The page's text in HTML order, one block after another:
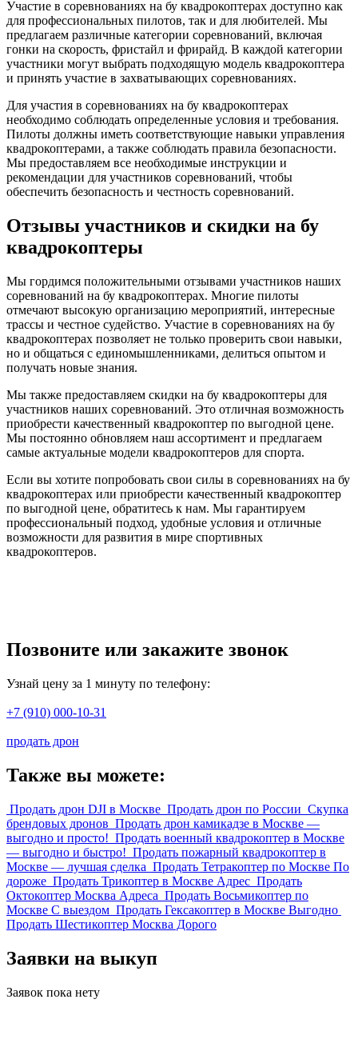
Участие в соревнованиях на бу квадрокоптерах доступно как
для профессиональных пилотов, так и для любителей. Мы
предлагаем различные категории соревнований, включая
гонки на скорость, фристайл и фрирайд. В каждой категории
участники могут выбрать подходящую модель квадрокоптера
и принять участие в захватывающих соревнованиях.
Для участия в соревнованиях на бу квадрокоптерах
необходимо соблюдать определенные условия и требования.
Пилоты должны иметь соответствующие навыки управления
квадрокоптерами, а также соблюдать правила безопасности.
Мы предоставляем все необходимые инструкции и
рекомендации для участников соревнований, чтобы
обеспечить безопасность и честность соревнований.
Отзывы участников и скидки на бу
квадрокоптеры
Мы гордимся положительными отзывами участников наших
соревнований на бу квадрокоптерах. Многие пилоты
отмечают высокую организацию мероприятий, интересные
трассы и честное судейство. Участие в соревнованиях на бу
квадрокоптерах позволяет не только проверить свои навыки,
но и общаться с единомышленниками, делиться опытом и
получать новые знания.
Мы также предоставляем скидки на бу квадрокоптеры для
участников наших соревнований. Это отличная возможность
приобрести качественный квадрокоптер по выгодной цене.
Мы постоянно обновляем наш ассортимент и предлагаем
самые актуальные модели квадрокоптеров для спорта.
Если вы хотите попробовать свои силы в соревнованиях на бу
квадрокоптерах или приобрести качественный квадрокоптер
по выгодной цене, обратитесь к нам. Мы гарантируем
профессиональный подход, удобные условия и отличные
возможности для развития в мире спортивных
квадрокоптеров.
Позвоните или закажите звонок
Узнай цену за 1 минуту по телефону:
+7 (910) 000-10-31
продать дрон
Также вы можете:
Продать дрон DJI в Москве Продать дрон по России Скупка
брендовых дронов Продать дрон камикадзе в Москве —
выгодно и просто! Продать военный квадрокоптер в Москве
— выгодно и быстро! Продать пожарный квадрокоптер в
Москве — лучшая сделка Продать Тетракоптер по Москве По
дороже Продать Трикоптер в Москве Адрес Продать
Октокоптер Москва Адреса Продать Восьмикоптер по
Москве С выездом Продать Гексакоптер в Москве Выгодно
Продать Шестикоптер Москва Дорого
Заявки на выкуп
Заявок пока нету